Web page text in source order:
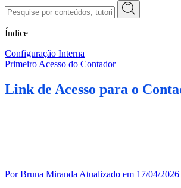
Índice
Configuração Interna
Primeiro Acesso do Contador
Link de Acesso para o
Por Bruna Miranda Atualizado em 17/04/2026